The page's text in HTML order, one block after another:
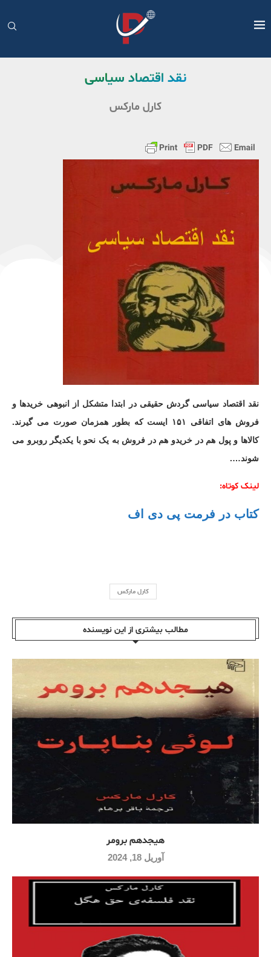
نقد اقتصاد سیاسی
کارل مارکس
نقد اقتصاد سیاسی گردش حقیقی در ابتدا متشکل از انبوهی خریدها و
فروش های اتفاقی ۱۵۱ ایست که بطور همزمان صورت می گیرند.
کالاها و پول هم در خریدو هم در فروش به یک نحو با یکدیگر روبرو می
شوند….
لینک کوتاه:
کتاب در فرمت پی دی اف
کارل مارکس
مطالب بیشتری از این نویسندە
هیجدهم برومر
آوریل 18, 2024